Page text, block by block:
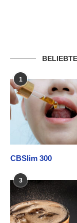
1
CBSlim 300
3